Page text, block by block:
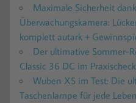
Maximale Sicherheit
Überwachungskamera:
komplett autark +
Der ultimative Sommer-
Classic 36 DC im Praxischeck
Wuben X5 im Test: Die
Taschenlampe für jede